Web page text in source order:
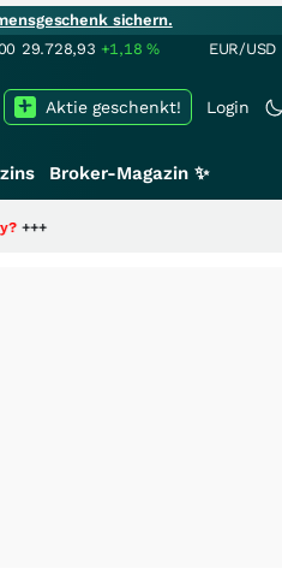
sichern.
29.728,93 +1,18% EUR/USD
Login
Aktie geschenkt!
Broker-Magazin ✨